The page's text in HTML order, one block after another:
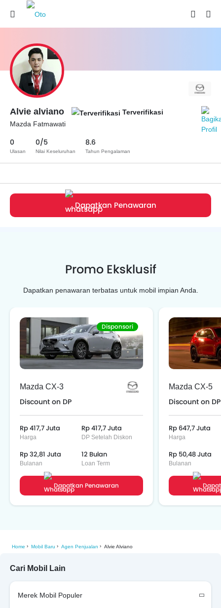
Alvie alviano
Terverifikasi
Mazda Fatmawati
0
Ulasan
0/5
Nilai Keseluruhan
8.6
Tahun Pengalaman
Dapatkan Penawaran
Promo Eksklusif
Dapatkan penawaran terbatas untuk mobil impian Anda.
Disponsori
Mazda CX-3
Discount on DP
Rp 417,7 Juta
Harga
Rp 417,7 Juta
DP Setelah Diskon
Rp 32,81 Juta
Bulanan
12 Bulan
Loan Term
Dapatkan Penawaran
Mazda CX-5
Discount on DP
Rp 647,7 Juta
Harga
Rp 50,48 Juta
Bulanan
Home Mobil Baru Agen Penjualan Alvie Alviano
Cari Mobil Lain
Merek Mobil Populer